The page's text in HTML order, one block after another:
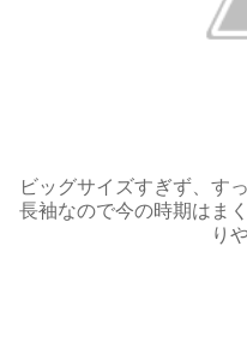
ビッグサイズすぎず、す
長袖なので今の時期はま
り